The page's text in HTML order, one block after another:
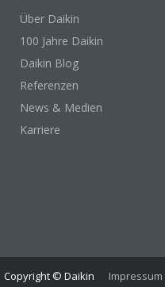
Über Daikin
100 Jahre Daikin
Daikin Blog
Referenzen
News & Medien
Karriere
Copyright © Daikin Impressum